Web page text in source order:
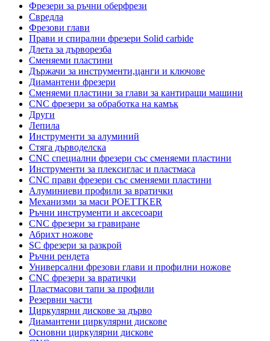
Фрезери за ръчни оберфрези
Свредла
Фрезови глави
Прави и спирални фрезери Solid carbide
Длета за дърворезба
Сменяеми пластини
Държачи за инструменти,цанги и ключове
Диамантени фрезери
Сменяеми пластини за глави за кантиращи машини
CNC фрезери за обработка на камък
Други
Лепила
Инструменти за алуминий
Стяга дърводелска
CNC специални фрезери със сменяеми пластини
Инструменти за плексиглас и пластмаса
CNC прави фрезери със сменяеми пластини
Алуминиеви профили за вратички
Механизми за маси POETTKER
Ръчни инструменти и аксесоари
CNC фрезери за гравиране
Абрихт ножове
SC фрезери за разкрой
Ръчни рендета
Универсални фрезови глави и профилни ножове
CNC фрезери за вратички
Пластмасови тапи за профили
Резервни части
Циркулярни дискове за дърво
Диамантени циркулярни дискове
Основни циркулярни дискове